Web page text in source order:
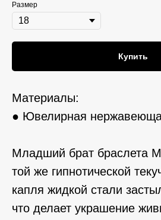
Размер
Купить
Материалы:
● Ювелирная
Младший брат браслета
той же гипнотической
капля жидкой стали
что делает украшение